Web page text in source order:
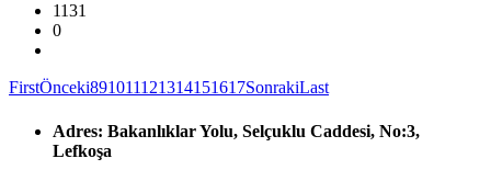
1131
0
FirstÖnceki891011121314151617SonrakiLast
Adres: Bakanlıklar Yolu, Selçuklu Caddesi, No:3,
Lefkoşa